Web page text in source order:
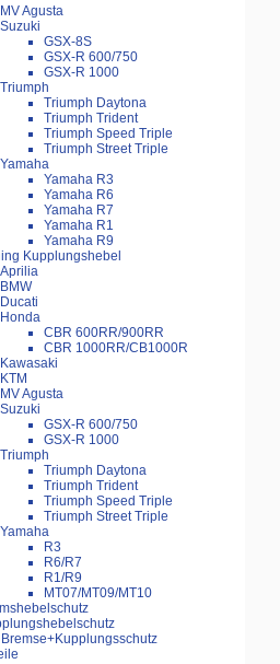
MV Agusta
Suzuki
GSX-8S
GSX-R 600/750
GSX-R 1000
Triumph
Triumph Daytona
Triumph Trident
Triumph Speed Triple
Triumph Street Triple
Yamaha
Yamaha R3
Yamaha R6
Yamaha R7
Yamaha R1
Yamaha R9
Kupplungshebel
Aprilia
BMW
Ducati
Honda
CBR 600RR/900RR
CBR 1000RR/CB1000R
Kawasaki
KTM
MV Agusta
Suzuki
GSX-R 600/750
GSX-R 1000
Triumph
Triumph Daytona
Triumph Trident
Triumph Speed Triple
Triumph Street Triple
Yamaha
R3
R6/R7
R1/R9
MT07/MT09/MT10
Bremse+Kupplungsschutz